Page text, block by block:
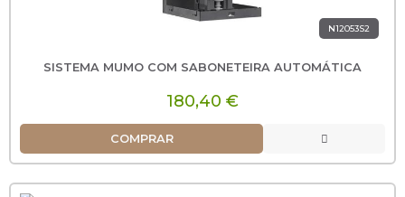
N12053S2
SISTEMA MUMO COM SABONETEIRA AUTOMÁTICA
180,40 €
COMPRAR